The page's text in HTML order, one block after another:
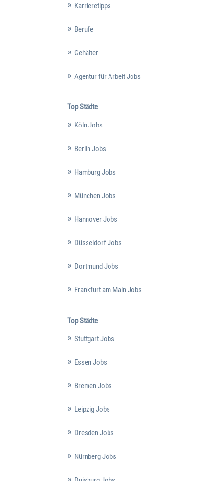
Karrieretipps
Berufe
Gehälter
Agentur für Arbeit Jobs
Top Städte
Köln Jobs
Berlin Jobs
Hamburg Jobs
München Jobs
Hannover Jobs
Düsseldorf Jobs
Dortmund Jobs
Frankfurt am Main Jobs
Top Städte
Stuttgart Jobs
Essen Jobs
Bremen Jobs
Leipzig Jobs
Dresden Jobs
Nürnberg Jobs